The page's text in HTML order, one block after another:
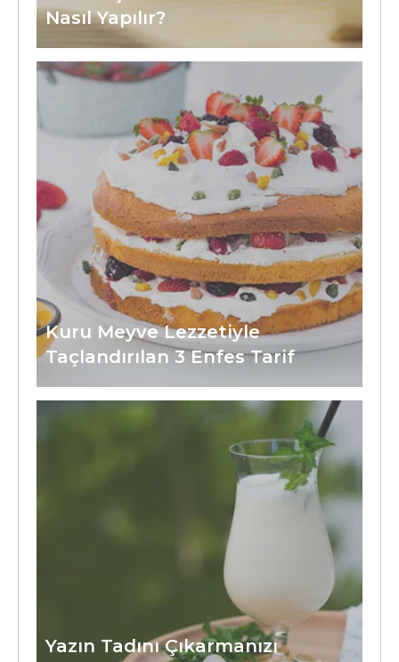
Nasıl Yapılır?
Kuru Meyve Lezzetiyle
Taçlandırılan 3 Enfes Tarif
Yazın Tadını Çıkarmanızı